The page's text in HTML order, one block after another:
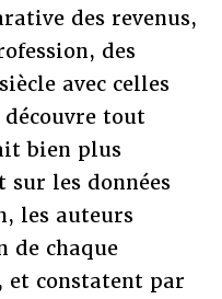
des revenus,
des
avec celles
tout
bien plus
sur les données
les auteurs
de chaque
et constatent par